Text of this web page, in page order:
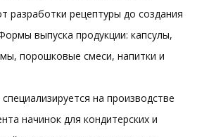
разработки рецептуры до создания
выпуска продукции: капсулы,
порошковые смеси, напитки и
на производстве
начинок для кондитерских и